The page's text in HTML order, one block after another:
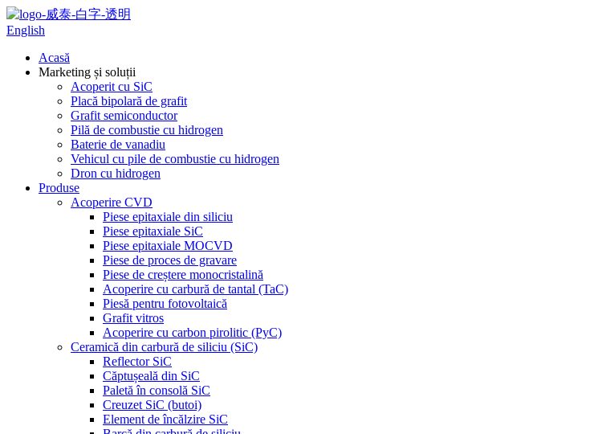
English
Acasă
Marketing și soluții
Acoperit cu SiC
Placă bipolară de grafit
Grafit semiconductor
Pilă de combustie cu hidrogen
Baterie de vanadiu
Vehicul cu pile de combustie cu hidrogen
Dron cu hidrogen
Produse
Acoperire CVD
Piese epitaxiale din siliciu
Piese epitaxiale SiC
Piese epitaxiale MOCVD
Piese de proces de gravare
Piese de creștere monocristalină
Acoperire cu carbură de tantal (TaC)
Piesă pentru fotovoltaică
Grafit vitros
Acoperire cu carbon pirolitic (PyC)
Ceramică din carbură de siliciu (SiC)
Reflector SiC
Căptușeală din SiC
Paletă în consolă SiC
Creuzet SiC (butoi)
Element de încălzire SiC